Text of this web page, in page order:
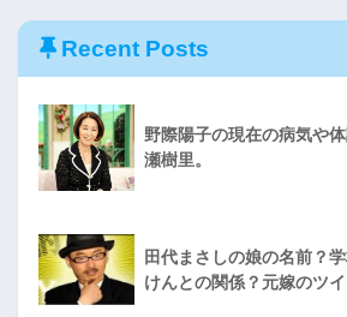
Recent Posts
野際陽子の現在の病気や
瀬樹里。
田代まさしの娘の名前？
けんとの関係？元嫁のツ